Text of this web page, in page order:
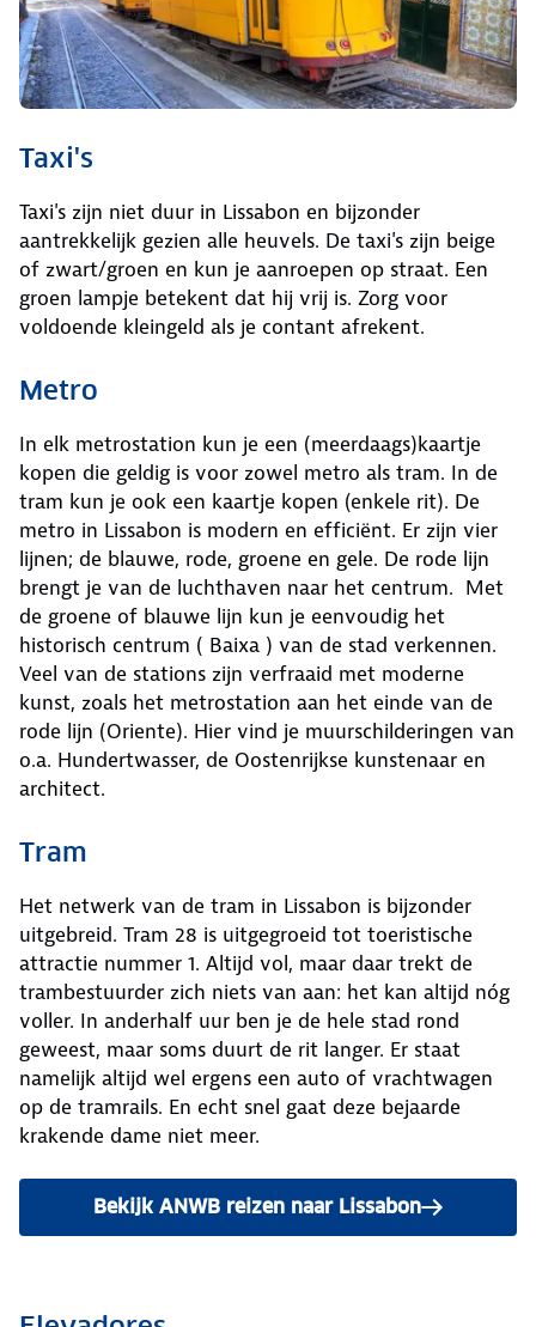
Taxi's
Taxi's zijn niet duur in Lissabon en bijzonder
aantrekkelijk gezien alle heuvels. De taxi's zijn beige
of zwart/groen en kun je aanroepen op straat. Een
groen lampje betekent dat hij vrij is. Zorg voor
voldoende kleingeld als je contant afrekent.
Metro
In elk metrostation kun je een (meerdaags)kaartje
kopen die geldig is voor zowel metro als tram. In de
tram kun je ook een kaartje kopen (enkele rit). De
metro in Lissabon is modern en efficiënt. Er zijn vier
lijnen; de blauwe, rode, groene en gele. De rode lijn
brengt je van de luchthaven naar het centrum. Met
de groene of blauwe lijn kun je eenvoudig het
historisch centrum ( Baixa ) van de stad verkennen.
Veel van de stations zijn verfraaid met moderne
kunst, zoals het metrostation aan het einde van de
rode lijn (Oriente). Hier vind je muurschilderingen van
o.a. Hundertwasser, de Oostenrijkse kunstenaar en
architect.
Tram
Het netwerk van de tram in Lissabon is bijzonder
uitgebreid. Tram 28 is uitgegroeid tot toeristische
attractie nummer 1. Altijd vol, maar daar trekt de
trambestuurder zich niets van aan: het kan altijd nóg
voller. In anderhalf uur ben je de hele stad rond
geweest, maar soms duurt de rit langer. Er staat
namelijk altijd wel ergens een auto of vrachtwagen
op de tramrails. En echt snel gaat deze bejaarde
krakende dame niet meer.
Bekijk ANWB reizen naar Lissabon